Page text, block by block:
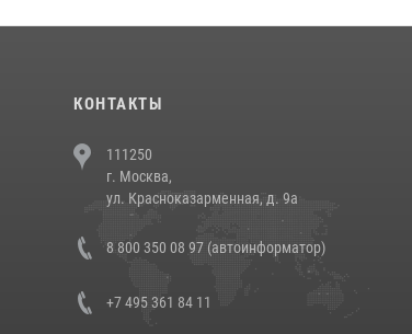
КОНТАКТЫ
111250
г. Москва,
ул. Красноказарменная, д. 9а
8 800 350 08 97 (автоинформатор)
+7 495 361 84 11